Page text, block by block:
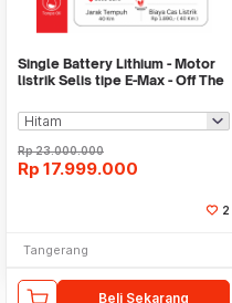
Single Battery Lithium - Motor
listrik Selis tipe E-Max - Off The
Rp23.000.000
Rp 17.999.000
2
Tangerang
Beli Sekarang